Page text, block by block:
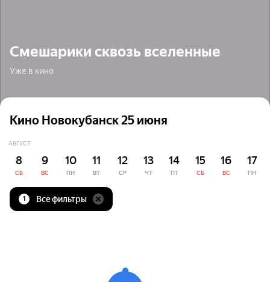
Смешарики сквозь вселенные
Уже в кино
Кино Новокубанск 25 июня
АВГУСТ
8
СБ
9
ВС
10
ПН
11
ВТ
12
СР
13
ЧТ
14
ПТ
15
СБ
16
ВС
17
ПН
1 Все фильтры